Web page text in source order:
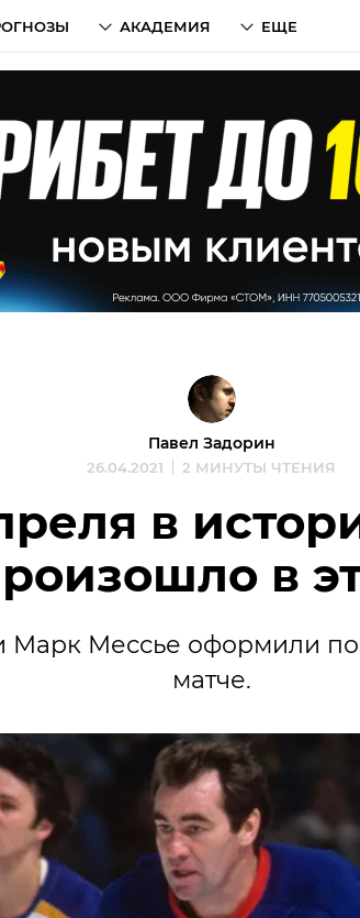
АКАДЕМИЯ ЕЩЕ
Павел Задорин
26.04.2021 2 МИНУТЫ ЧТЕНИЯ
в
в
Марк Мессье оформили
матче.